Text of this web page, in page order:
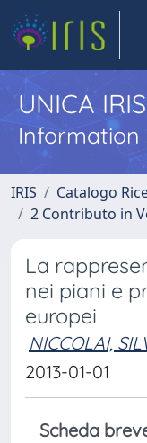
UNICA
Information
IRIS
Catalogo
2 Contributo in
La
nei piani e
europei
NICCOLAI,
2013-01-01
Scheda